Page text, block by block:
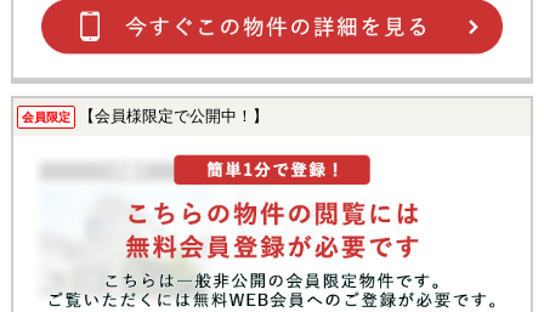
会員限定 【会員様限定で公開中！】